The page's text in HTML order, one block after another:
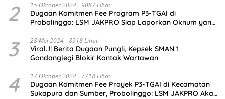
2 15 Oktober 2024 9087 Lihat
Dugaan Komitmen Fee Program P3-TGAI di
Probolinggo: LSM JAKPRO Siap Laporkan Oknum yang
3 28 Mei 2024 8918 Lihat
Viral..!! Berita Dugaan Pungli, Kepsek SMAN 1
Gondanglegi Blokir Kontak Wartawan
4 17 Oktober 2024 7718 Lihat
Dugaan Komitmen Fee Proyek P3-TGAI di Kecamatan
Sukapura dan Sumber, Probolinggo: LSM JAKPRO Akan